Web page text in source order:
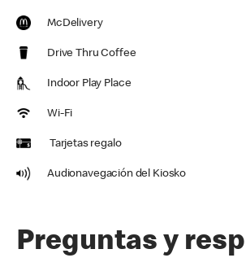
McDelivery
Drive Thru Coffee
Indoor Play Place
Wi-Fi
Tarjetas regalo
Audionavegación del Kiosko
Preguntas y